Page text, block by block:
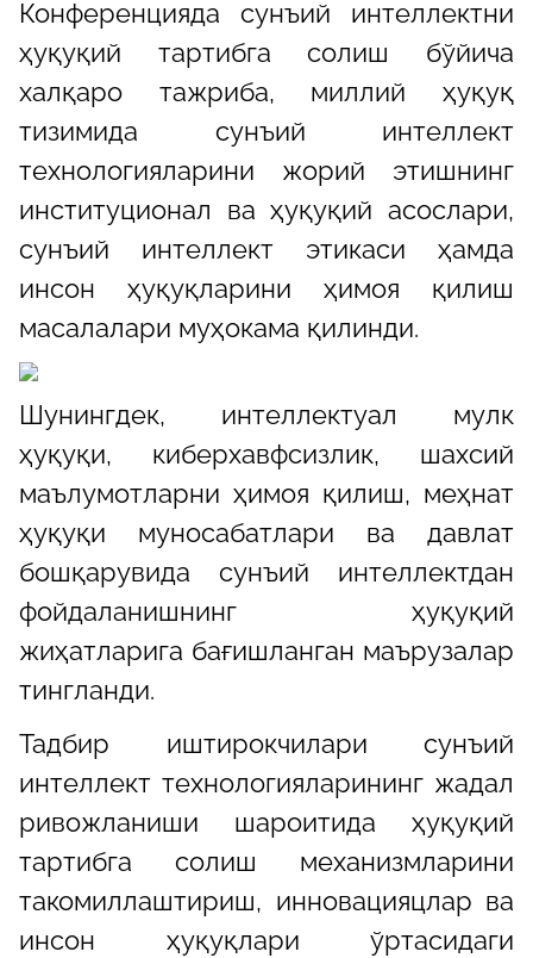
Конференцияда сунъий интеллектни
ҳуқуқий тартибга солиш бўйича
халқаро тажриба, миллий ҳуқуқ
тизимида сунъий интеллект
технологияларини жорий этишнинг
институционал ва ҳуқуқий асослари,
сунъий интеллект этикаси ҳамда
инсон ҳуқуқларини ҳимоя қилиш
масалалари муҳокама қилинди.
Шунингдек, интеллектуал мулк
ҳуқуқи, киберхавфсизлик, шахсий
маълумотларни ҳимоя қилиш, меҳнат
ҳуқуқи муносабатлари ва давлат
бошқарувида сунъий интеллектдан
фойдаланишнинг ҳуқуқий
жиҳатларига бағишланган маърузалар
тингланди.
Тадбир иштирокчилари сунъий
интеллект технологияларининг жадал
ривожланиши шароитида ҳуқуқий
тартибга солиш механизмларини
такомиллаштириш, инновацияцлар ва
инсон ҳуқуқлари ўртасидаги